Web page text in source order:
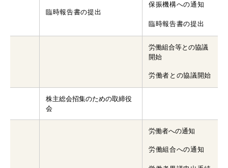
臨時報告書の提出
保振機構への通知
臨時報告書の提出
労働組合等との協議
開始
労働者との協議開始
株主総会招集のための取締役
会
労働者への通知
労働組合への通知